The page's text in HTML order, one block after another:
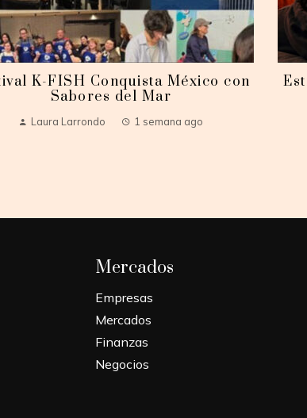
K-FISH Conquista México con
Sabores del Mar
Laura Larrondo 1 semana ago
Mercados
Empresas
Mercados
Finanzas
Negocios